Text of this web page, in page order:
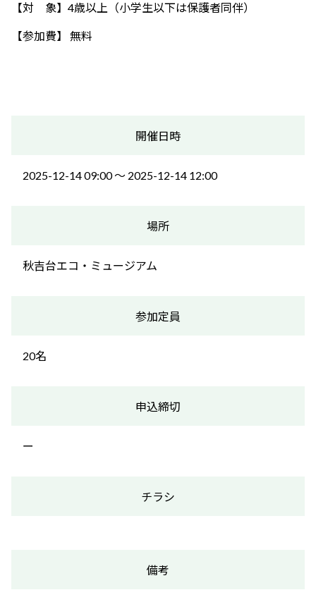
【対 象】4歳以上（小学生以下は保護者同伴）
【参加費】 無料
開催日時
2025-12-14 09:00 〜 2025-12-14 12:00
場所
秋吉台エコ・ミュージアム
参加定員
20名
申込締切
ー
チラシ
備考